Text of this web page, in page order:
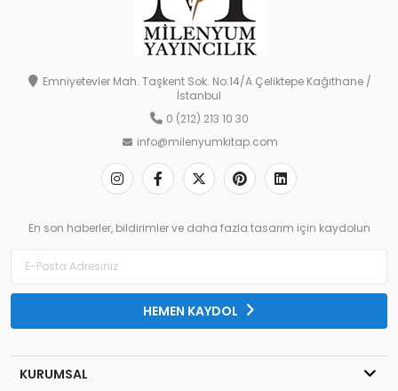
Emniyetevler Mah. Taşkent Sok. No:14/A Çeliktepe Kağıthane /
İstanbul
0 (212) 213 10 30
info@milenyumkitap.com
En son haberler, bildirimler ve daha fazla tasarım için kaydolun
HEMEN KAYDOL
KURUMSAL